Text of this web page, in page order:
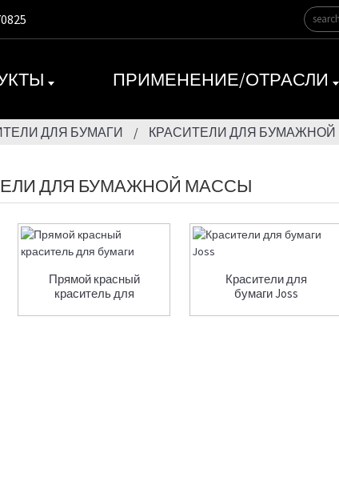
ПРИМЕНЕНИЕ/ОТРАСЛИ
ДЛЯ БУМАГИ КРАСИТЕЛИ ДЛЯ
ДЛЯ БУМАЖНОЙ МАССЫ
Прямой красный
краситель для
Красители для
бумаги Joss